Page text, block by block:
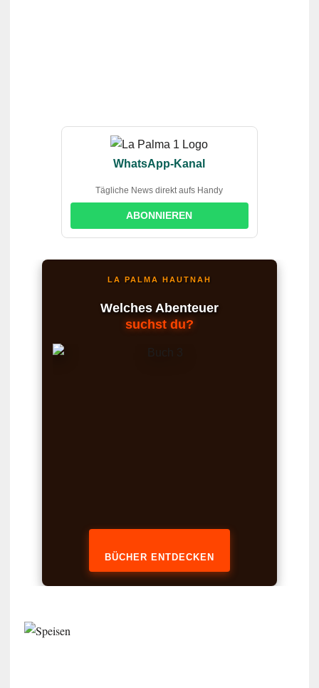
WhatsApp-Kanal
Tägliche News direkt aufs Handy
ABONNIEREN
LA PALMA HAUTNAH
Welches Abenteuer
suchst du?
BÜCHER ENTDECKEN